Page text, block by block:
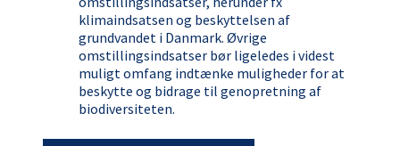
klimaindsatsen og beskyttelsen af
grundvandet i Danmark. Øvrige
omstillingsindsatser bør ligeledes i videst
muligt omfang indtænke muligheder for at
beskytte og bidrage til genopretning af
biodiversiteten.